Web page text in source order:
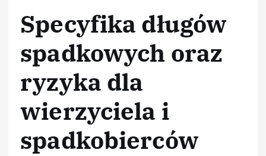
Specyfika długów
spadkowych oraz
ryzyka dla
wierzyciela i
spadkobierców